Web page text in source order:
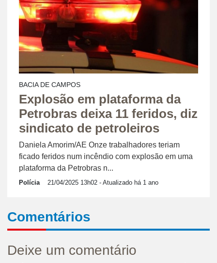
BACIA DE CAMPOS
Explosão em plataforma da
Petrobras deixa 11 feridos, diz
sindicato de petroleiros
Daniela Amorim/AE Onze trabalhadores teriam
ficado feridos num incêndio com explosão em uma
plataforma da Petrobras n...
Polícia 21/04/2025 13h02 - Atualizado há 1 ano
Comentários
Deixe um comentário